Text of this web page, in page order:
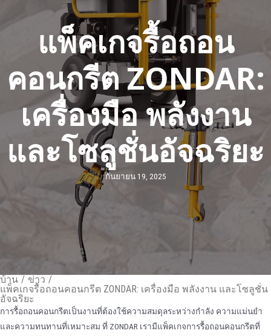
แพ็คเกจรื้อถอน
คอนกรีต ZONDAR:
เครื่องมือ พลังงาน
และโซลูชั่นอัจฉริยะ
กันยายน 19, 2025
บ้าน / ข่าว /
แพ็คเกจรื้อถอนคอนกรีต ZONDAR: เครื่องมือ พลังงาน และโซลูชั่น
อัจฉริยะ
การรื้อถอนคอนกรีตเป็นงานที่ต้องใช้ความสมดุลระหว่างกําลัง ความแม่นยํา
และความทนทานที่เหมาะสม ที่ ZONDAR เรามีแพ็คเกจการรื้อถอนคอนกรีตที่